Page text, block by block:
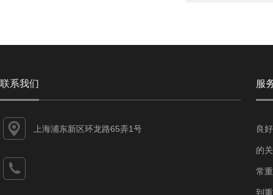
联系我们
上海浦东新区环龙路65弄1号
服
良
的
常
到